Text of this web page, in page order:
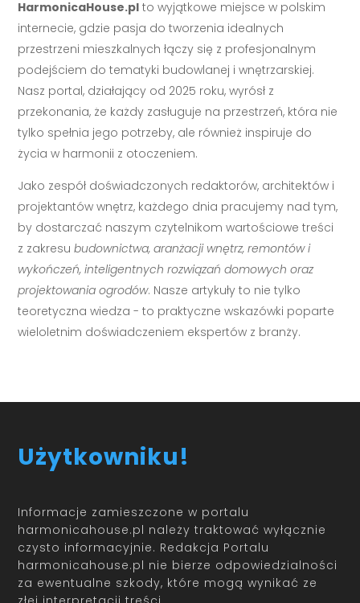
HarmonicaHouse.pl to wyjątkowe miejsce w polskim
internecie, gdzie pasja do tworzenia idealnych
przestrzeni mieszkalnych łączy się z profesjonalnym
podejściem do tematyki budowlanej i wnętrzarskiej.
Nasz portal, działający od 2025 roku, wyrósł z
przekonania, że każdy zasługuje na przestrzeń, która nie
tylko spełnia jego potrzeby, ale również inspiruje do
życia w harmonii z otoczeniem.
Jako zespół doświadczonych redaktorów, architektów i
projektantów wnętrz, każdego dnia pracujemy nad tym,
by dostarczać naszym czytelnikom wartościowe treści
z zakresubudownictwa, aranżacji wnętrz, remontów i
wykończeń, inteligentnych rozwiązań domowych oraz
projektowania ogrodów. Nasze artykuły to nie tylko
teoretyczna wiedza - to praktyczne wskazówki poparte
wieloletnim doświadczeniem ekspertów z branży.
Użytkowniku!
Informacje zamieszczone w portalu
harmonicahouse.pl należy traktować wyłącznie
czysto informacyjnie. Redakcja Portalu
harmonicahouse.pl nie bierze odpowiedzialności
za ewentualne szkody, które mogą wynikać ze